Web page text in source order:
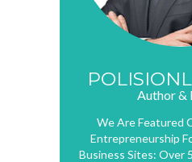
Author &
We Are Featured
Entrepreneurship
Business Sites: Over